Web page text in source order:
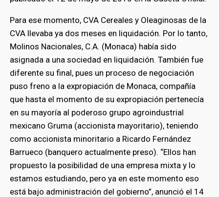
Para ese momento, CVA Cereales y Oleaginosas de la
CVA llevaba ya dos meses en liquidación. Por lo tanto,
Molinos Nacionales, C.A. (Monaca) había sido
asignada a una sociedad en liquidación. También fue
diferente su final, pues un proceso de negociación
puso freno a la expropiación de Monaca, compañía
que hasta el momento de su expropiación pertenecía
en su mayoría al poderoso grupo agroindustrial
mexicano Gruma (accionista mayoritario), teniendo
como accionista minoritario a Ricardo Fernández
Barrueco (banquero actualmente preso). “Ellos han
propuesto la posibilidad de una empresa mixta y lo
estamos estudiando, pero ya en este momento eso
está bajo administración del gobierno”, anunció el 14